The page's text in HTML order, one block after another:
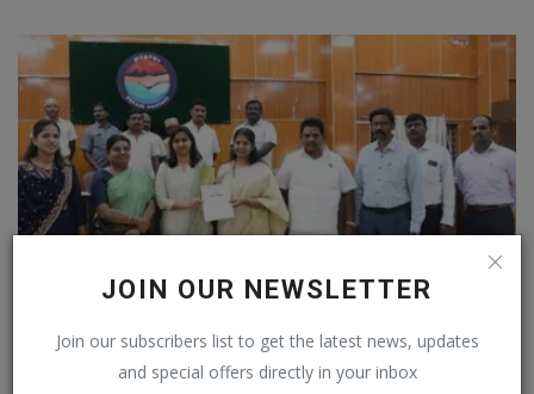
JOIN OUR NEWSLETTER
Join our subscribers list to get the latest news, updates
and special offers directly in your inbox
ஊழலை சட்ட பூர்வமாக மாற்றியவர்கள் பாஜகவினர் : கனிமொழி